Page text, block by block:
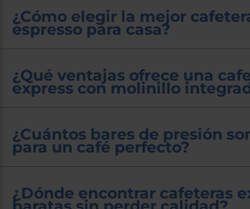
¿Cómo elegir la mejor
espresso para casa?
¿Qué ventajas ofrece una
express con molinillo
¿Cuántos bares de presión
para un café perfecto?
¿Dónde encontrar cafeteras